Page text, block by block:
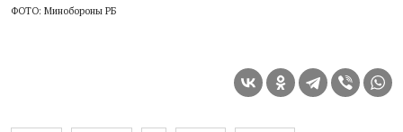
ФОТО: Минобороны РБ